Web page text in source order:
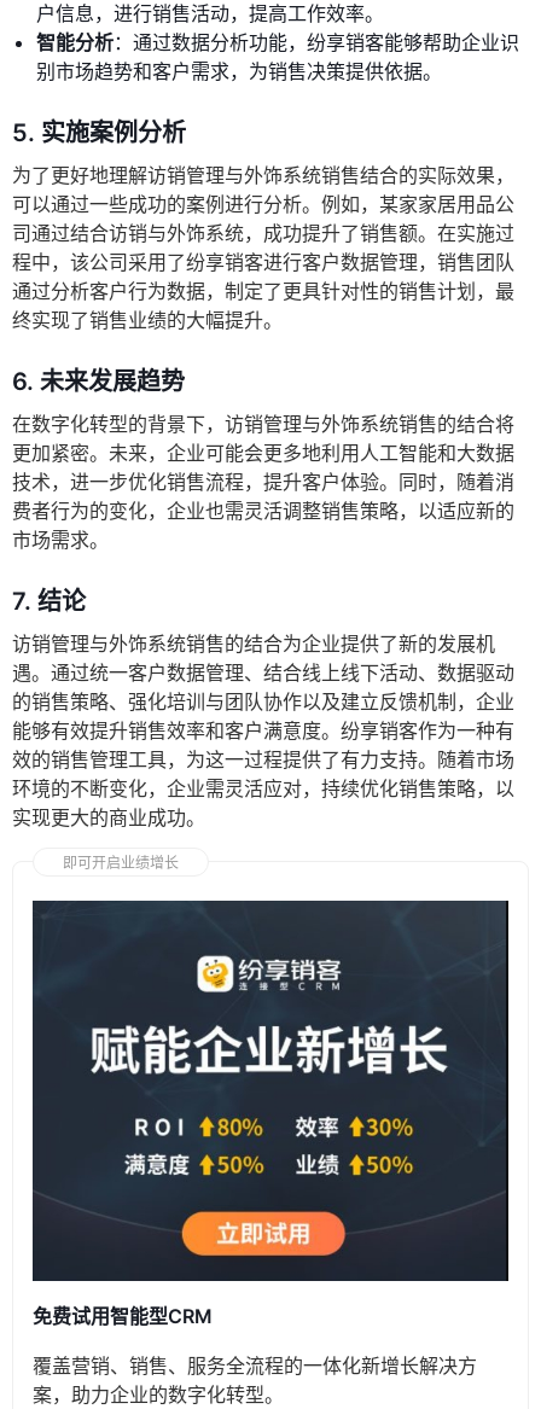
户信息，进行销售活动，提高工作效率。
智能分析：通过数据分析功能，纷享销客能够帮助企业识
别市场趋势和客户需求，为销售决策提供依据。
5. 实施案例分析
为了更好地理解访销管理与外饰系统销售结合的实际效果，
可以通过一些成功的案例进行分析。例如，某家家居用品公
司通过结合访销与外饰系统，成功提升了销售额。在实施过
程中，该公司采用了纷享销客进行客户数据管理，销售团队
通过分析客户行为数据，制定了更具针对性的销售计划，最
终实现了销售业绩的大幅提升。
6. 未来发展趋势
在数字化转型的背景下，访销管理与外饰系统销售的结合将
更加紧密。未来，企业可能会更多地利用人工智能和大数据
技术，进一步优化销售流程，提升客户体验。同时，随着消
费者行为的变化，企业也需灵活调整销售策略，以适应新的
市场需求。
7. 结论
访销管理与外饰系统销售的结合为企业提供了新的发展机
遇。通过统一客户数据管理、结合线上线下活动、数据驱动
的销售策略、强化培训与团队协作以及建立反馈机制，企业
能够有效提升销售效率和客户满意度。纷享销客作为一种有
效的销售管理工具，为这一过程提供了有力支持。随着市场
环境的不断变化，企业需灵活应对，持续优化销售策略，以
实现更大的商业成功。
即可开启业绩增长
免费试用智能型CRM
覆盖营销、销售、服务全流程的一体化新增长解决方
案，助力企业的数字化转型。